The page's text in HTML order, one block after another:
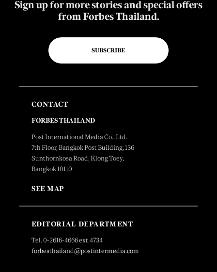
Sign up for more stories and special offers
from Forbes Thailand.
SUBSCRIBE
CONTACT
FORBES THAILAND
Post International Media Co., Ltd.
7th Floor, Bangkok Post Building, 136
Sunthornkosa Road, Klong Toey,
Bangkok 10110
SEE MAP
EDITORIAL DEPARTMENT
Tel. 0-2616-4666 ext.4734
forbesthailand@postintermedia.com